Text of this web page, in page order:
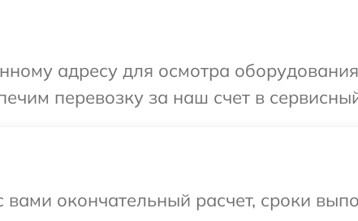
адресу для осмотра
перевозку за наш счет в
окончательный расчет, сроки